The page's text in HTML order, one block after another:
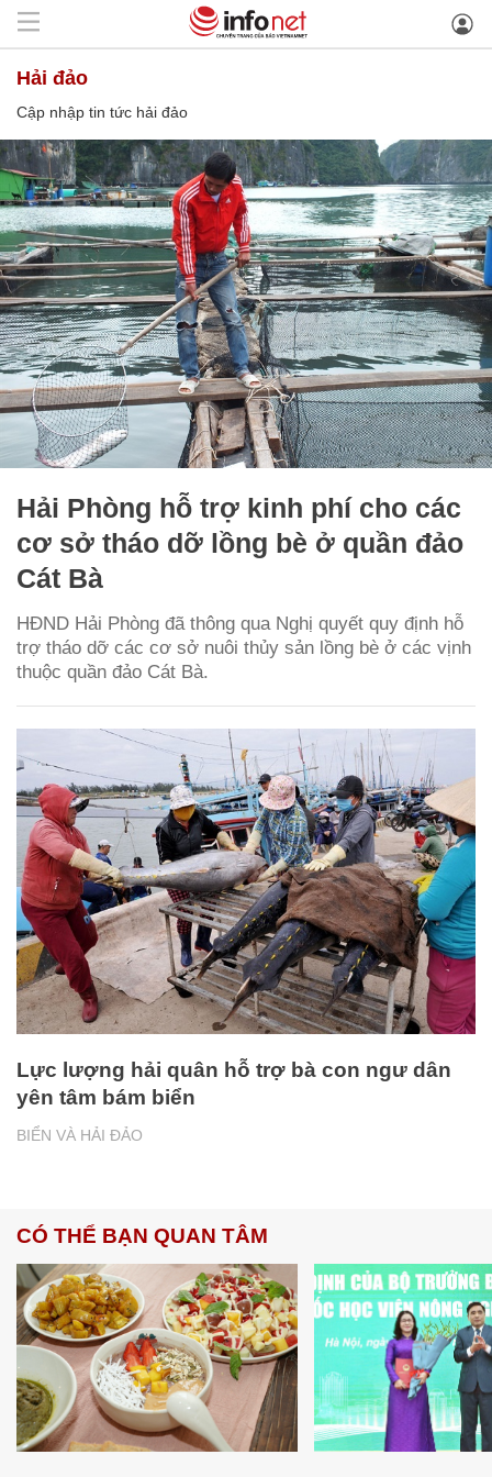
hải đảo
Cập nhập tin tức hải đảo
Hải Phòng hỗ trợ kinh phí cho các
cơ sở tháo dỡ lồng bè ở quần đảo
Cát Bà
HĐND Hải Phòng đã thông qua Nghị quyết quy định hỗ
trợ tháo dỡ các cơ sở nuôi thủy sản lồng bè ở các vịnh
thuộc quần đảo Cát Bà.
BIỂN VÀ HẢI ĐẢO
Lực lượng hải quân hỗ trợ bà con ngư dân
yên tâm bám biển
CÓ THỂ BẠN QUAN TÂM